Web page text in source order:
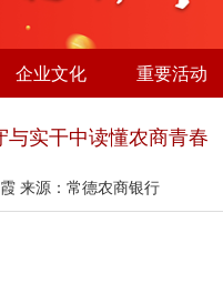
企业文化 重要活动
与实干中读懂农商青春
来源：常德农商银行